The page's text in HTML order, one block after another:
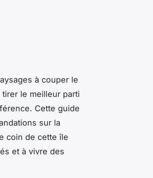
à couper le
le meilleur parti
Cette guide
sur la
coin de cette île
et à vivre des